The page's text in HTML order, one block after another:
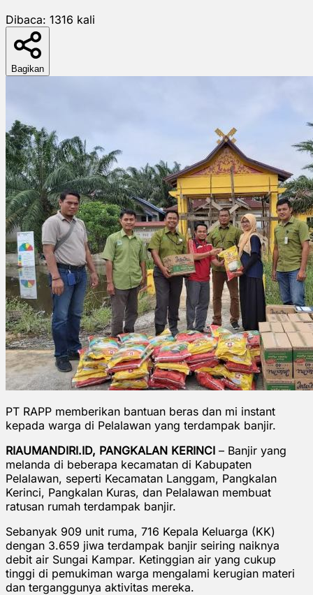
Dibaca: 1316 kali
Bagikan
PT RAPP memberikan bantuan beras dan mi instant
kepada warga di Pelalawan yang terdampak banjir.
RIAUMANDIRI.ID, PANGKALAN KERINCI – Banjir yang
melanda di beberapa kecamatan di Kabupaten
Pelalawan, seperti Kecamatan Langgam, Pangkalan
Kerinci, Pangkalan Kuras, dan Pelalawan membuat
ratusan rumah terdampak banjir.
Sebanyak 909 unit ruma, 716 Kepala Keluarga (KK)
dengan 3.659 jiwa terdampak banjir seiring naiknya
debit air Sungai Kampar. Ketinggian air yang cukup
tinggi di pemukiman warga mengalami kerugian materi
dan terganggunya aktivitas mereka.